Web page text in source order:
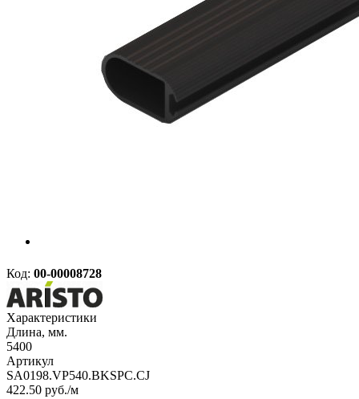
Код: 00-00008728
Характеристики
Длина, мм.
5400
Артикул
SA0198.VP540.BKSPC.CJ
422.50 руб./м